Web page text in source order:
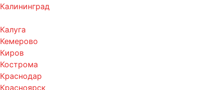
Калининград
Калуга
Кемерово
Киров
Кострома
Краснодар
Красноярск